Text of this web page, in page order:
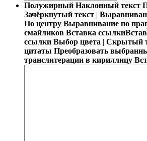
Полужирный Наклонный текст
Зачёркнутый текст |
По центру Выравнивание по
смайликов Вставка ссылки
ссылки Выбор цвета | Скрытый
цитаты Преобразовать
транслитерации в кириллицу